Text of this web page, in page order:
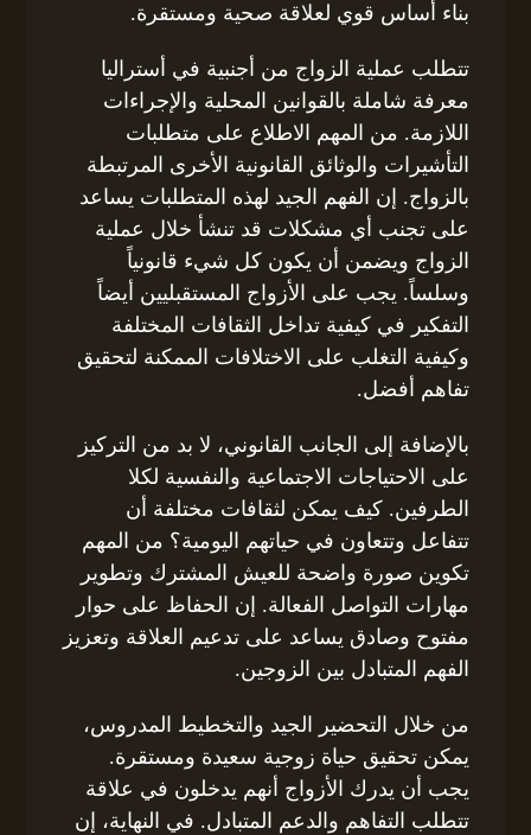
بناء أساس قوي لعلاقة صحية ومستقرة.
تتطلب عملية الزواج من أجنبية في أستراليا
معرفة شاملة بالقوانين المحلية والإجراءات
اللازمة. من المهم الاطلاع على متطلبات
التأشيرات والوثائق القانونية الأخرى المرتبطة
بالزواج. إن الفهم الجيد لهذه المتطلبات يساعد
على تجنب أي مشكلات قد تنشأ خلال عملية
الزواج ويضمن أن يكون كل شيء قانونياً
وسلساً. يجب على الأزواج المستقبليين أيضاً
التفكير في كيفية تداخل الثقافات المختلفة
وكيفية التغلب على الاختلافات الممكنة لتحقيق
تفاهم أفضل.
بالإضافة إلى الجانب القانوني، لا بد من التركيز
على الاحتياجات الاجتماعية والنفسية لكلا
الطرفين. كيف يمكن لثقافات مختلفة أن
تتفاعل وتتعاون في حياتهم اليومية؟ من المهم
تكوين صورة واضحة للعيش المشترك وتطوير
مهارات التواصل الفعالة. إن الحفاظ على حوار
مفتوح وصادق يساعد على تدعيم العلاقة وتعزيز
الفهم المتبادل بين الزوجين.
من خلال التحضير الجيد والتخطيط المدروس،
يمكن تحقيق حياة زوجية سعيدة ومستقرة.
يجب أن يدرك الأزواج أنهم يدخلون في علاقة
تتطلب التفاهم والدعم المتبادل. في النهاية، إن